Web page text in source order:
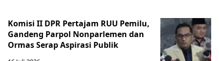
Komisi II DPR Pertajam RUU Pemilu,
Gandeng Parpol Nonparlemen dan
Ormas Serap Aspirasi Publik